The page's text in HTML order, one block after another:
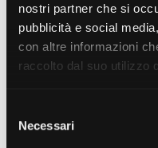
nostri partner che si
pubblicità e social
con altre informazioni
raccolto dal suo utilizzo
delNecessari